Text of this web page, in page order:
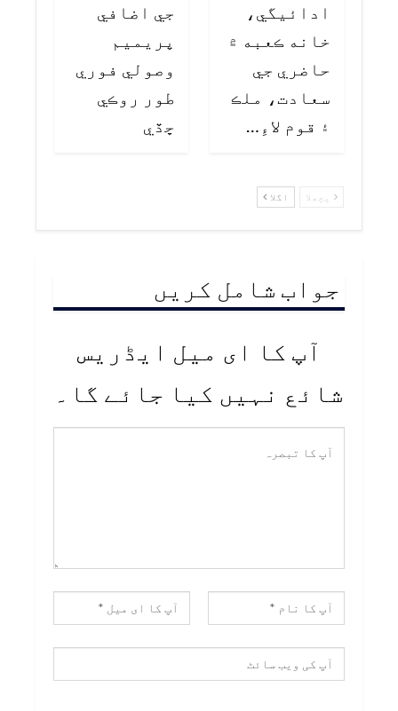
ادائيگي،
خانه ڪعبه ۾
حاضري جي
سعادت، ملڪ
۽ قوم لاءِ…
جي اضافي
پريميم
وصولي فوري
طور روڪي
ڇڏي
پچھلا اگلا
جواب شامل کریں
آپ کا ای میل ایڈریس
شائع نہیں کیا جائے گا۔